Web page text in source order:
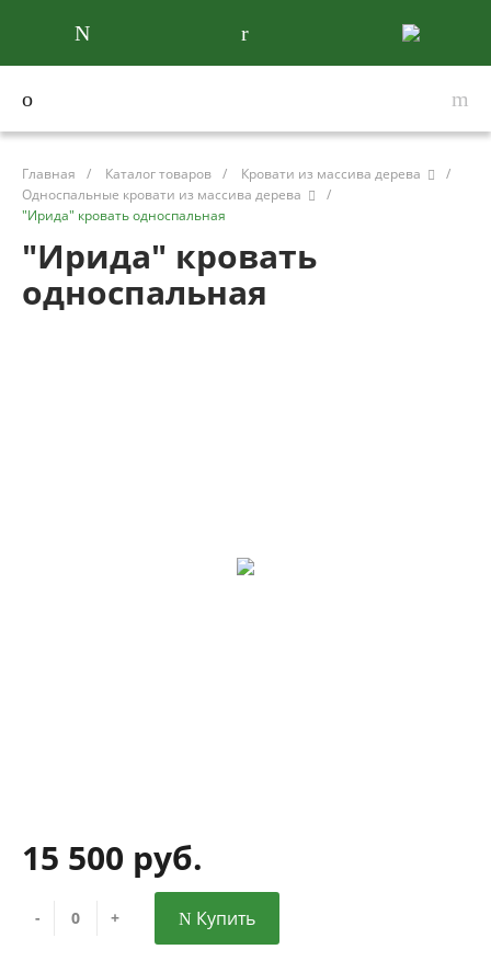
Главная / Каталог товаров / Кровати из массива дерева
/
Односпальные кровати из массива дерева
/
"Ирида" кровать односпальная
"Ирида" кровать
односпальная
15 500 руб.
- + Купить